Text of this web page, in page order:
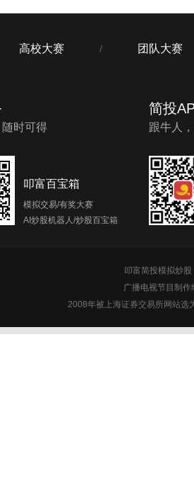
高校大赛 / 团队大赛
时可得
叩富百宝箱
模拟交易/有奖大赛
AI炒股机器人/炒股百宝箱
简投
跟牛人
叩富简投模拟炒
广播电视节目制
2008年被上海证券交易所网站选